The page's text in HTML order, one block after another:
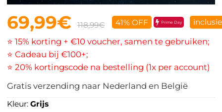
69,99€ 118,99€ 41% OFF Prime Day
⭐ 15% korting + €10 voucher, samen te gebruiken;
⭐ Cadeau bij €100+;
⭐ 20% kortingscode na bestelling (1x per account)
Gratis verzending naar Nederland en België
Kleur:Grijs